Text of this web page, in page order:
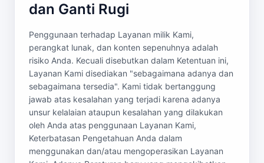
dan Ganti Rugi
Penggunaan terhadap Layanan milik Kami,
perangkat lunak, dan konten sepenuhnya adalah
risiko Anda. Kecuali disebutkan dalam Ketentuan ini,
Layanan Kami disediakan "sebagaimana adanya dan
sebagaimana tersedia". Kami tidak bertanggung
jawab atas kesalahan yang terjadi karena adanya
unsur kelalaian ataupun kesalahan yang dilakukan
oleh Anda atas penggunaan Layanan Kami,
Keterbatasan Pengetahuan Anda dalam
menggunakan dan/atau mengoperasikan Layanan